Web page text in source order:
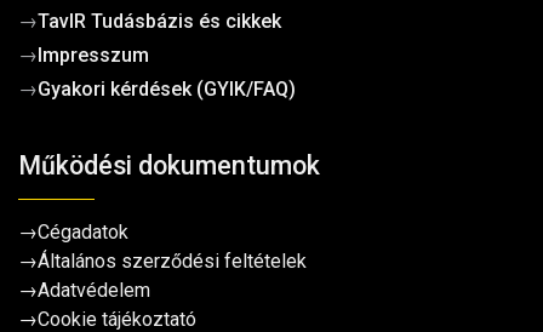
→TavIR Tudásbázis és cikkek
→Impresszum
→Gyakori kérdések (GYIK/FAQ)
Működési dokumentumok
→Cégadatok
→Általános szerződési feltételek
→Adatvédelem
→Cookie tájékoztató